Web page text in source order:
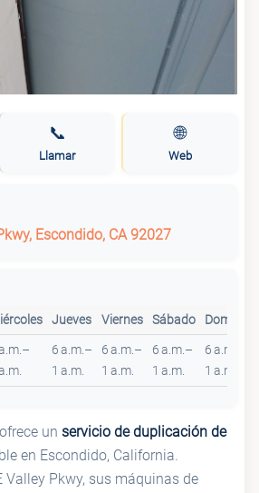
📞
Llamar
🌐
Web
Escondido, CA 92027
Jueves Viernes Sábado Domingo
6 a.m.–
1 a.m.
6 a.m.–
1 a.m.
6 a.m.–
1 a.m.
6 a.m.–
1 a.m.
un servicio de duplicación de
en Escondido, California.
Valley Pkwy, sus máquinas de